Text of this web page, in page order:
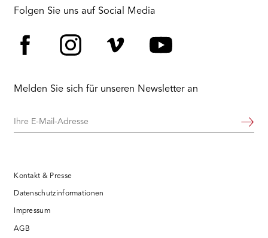
Folgen Sie uns auf Social Media
Melden Sie sich für unseren Newsletter an
Ihre
Weiter
Kontakt & Presse
Datenschutzinformationen
Impressum
AGB